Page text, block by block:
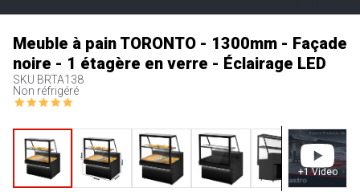
Meuble à pain TORONTO - 1300mm - Façade
noire - 1 étagère en verre - Éclairage LED
SKU BRTA138
Non réfrigéré
+1 Video